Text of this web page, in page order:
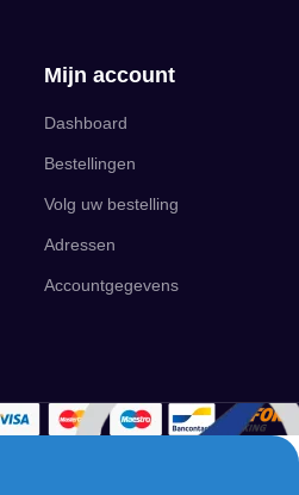
Mijn account
Dashboard
Bestellingen
Volg uw bestelling
Adressen
Accountgegevens